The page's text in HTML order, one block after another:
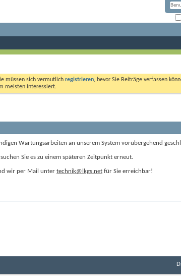
müssen sich vermutlich registrieren, bevor Sie Beiträge verfassen
meisten interessiert.
Wartungsarbeiten an unserem System vorübergehend
Sie es zu einem späteren Zeitpunkt erneut.
wir per Mail unter technik@lkgs.net für Sie erreichbar!